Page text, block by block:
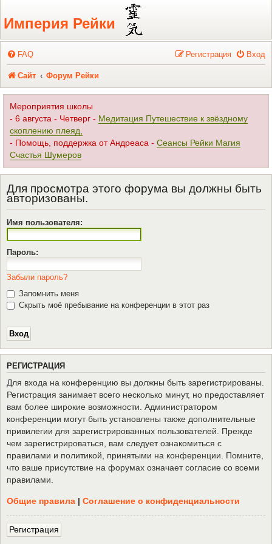
Регистрация
Империя Рейки
FAQ Вход
Регистрация
Сайт Форум Рейки
Мероприятия школы
- 6 августа - Четверг - Медитация Путешествие к звёздному
скоплению плеяд,
- Помощь, поддержка от Андреаса - Сеансы Рейки Магия
Счастья Шумеров
Для просмотра этого форума вы должны быть
авторизованы.
Имя пользователя:
Пароль:
Забыли пароль?
Запомнить меня
Скрыть моё пребывание на конференции в этот раз
РЕГИСТРАЦИЯ
Для входа на конференцию вы должны быть зарегистрированы.
Регистрация занимает всего несколько минут, но предоставляет
вам более широкие возможности. Администратором
конференции могут быть установлены также дополнительные
привилегии для зарегистрированных пользователей. Прежде
чем зарегистрироваться, вам следует ознакомиться с
правилами и политикой, принятыми на конференции. Помните,
что ваше присутствие на форумах означает согласие со всеми
правилами.
Общие правила | Соглашение о конфиденциальности
Регистрация